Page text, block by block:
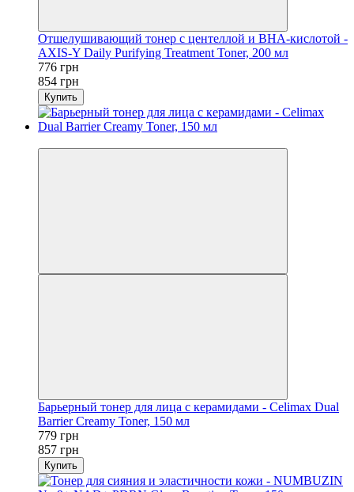
Отшелушивающий тонер с центеллой и BHA-кислотой -
AXIS-Y Daily Purifying Treatment Toner, 200 мл
776 грн
854 грн
Купить
Барьерный тонер для лица с керамидами - Celimax Dual
Barrier Creamy Toner, 150 мл
779 грн
857 грн
Купить